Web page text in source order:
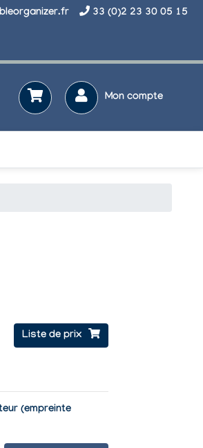
33 (0)2 23 30 05 15
Mon compte
Liste de prix
(empreinte